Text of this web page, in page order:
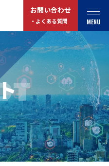
MENU
お問い合わせ
・よくある質問
最新情報
お役立ちコラム
プライバシーポリシー
お問い合わせ
よくある質問